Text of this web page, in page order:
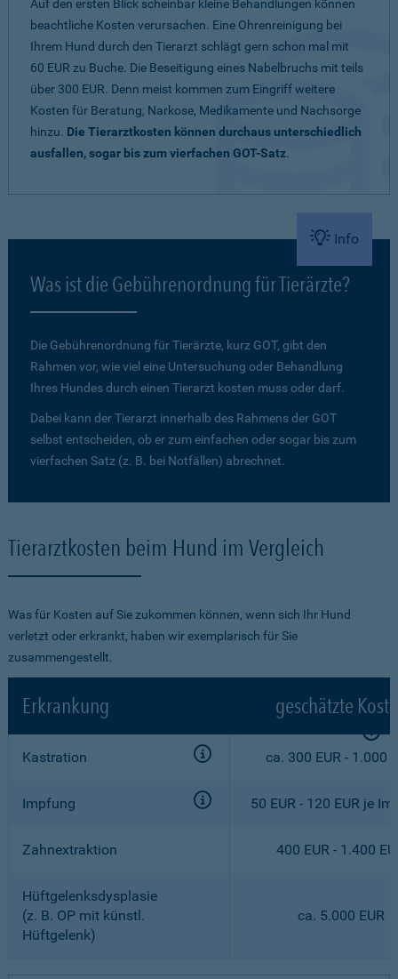
Auf den ersten Blick scheinbar kleine Behandlungen können
beachtliche Kosten verursachen. Eine Ohrenreinigung bei
Ihrem Hund durch den Tierarzt schlägt gern schon mal mit
60 EUR zu Buche. Die Beseitigung eines Nabelbruchs mit teils
über 300 EUR. Denn meist kommen zum Eingriff weitere
Kosten für Beratung, Narkose, Medikamente und Nachsorge
hinzu. Die Tierarztkosten können durchaus unterschiedlich
ausfallen, sogar bis zum vierfachen GOT-Satz.
Info
Was ist die Gebührenordnung für Tierärzte?
Die Gebührenordnung für Tierärzte, kurz GOT, gibt den
Rahmen vor, wie viel eine Untersuchung oder Behandlung
Ihres Hundes durch einen Tierarzt kosten muss oder darf.
Dabei kann der Tierarzt innerhalb des Rahmens der GOT
selbst entscheiden, ob er zum einfachen oder sogar bis zum
vierfachen Satz (z. B. bei Notfällen) abrechnet.
Tierarztkosten beim Hund im Vergleich
Was für Kosten auf Sie zukommen können, wenn sich Ihr Hund
verletzt oder erkrankt, haben wir exemplarisch für Sie
zusammengestellt.
Erkrankung geschätzte
Kastration ca. 300 EUR - 1.000
Impfung 50 EUR - 120 EUR je
Zahnextraktion 400 EUR - 1.400
Hüftgelenksdysplasie
(z. B. OP mit künstl.
Hüftgelenk)
ca. 5.000 EUR